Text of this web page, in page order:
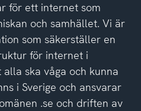
för ett internet som
och samhället. Vi är
som säkerställer en
för internet i
ska våga och kunna
i Sverige och ansvarar
.se och driften av